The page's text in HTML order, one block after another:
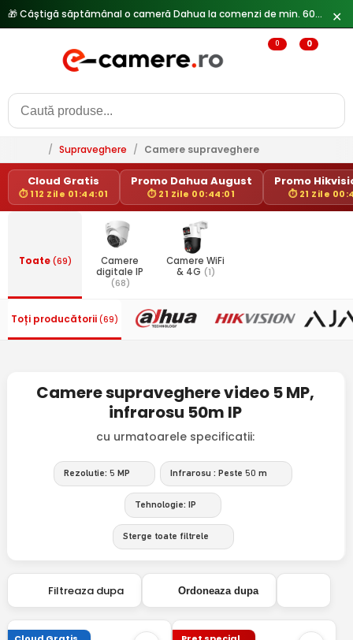
✕
0 0
/ Supraveghere / Camere supraveghere
Cloud Gratis
⏱ 112 Zile 01:44:01
Promo Dahua August
⏱ 21 Zile 00:44:01
Promo
⏱ 21 Zile
Toate(69)
Camere
digitale IP
(68)
Camere WiFi
& 4G (1)
Toți producătorii (69)
Camere supraveghere video 5 MP,
infrarosu 50m IP
cu urmatoarele specificatii:
Rezolutie: 5 MP Infrarosu : Peste 50 m
Tehnologie: IP
Sterge toate filtrele
Filtreaza dupa Ordoneaza dupa